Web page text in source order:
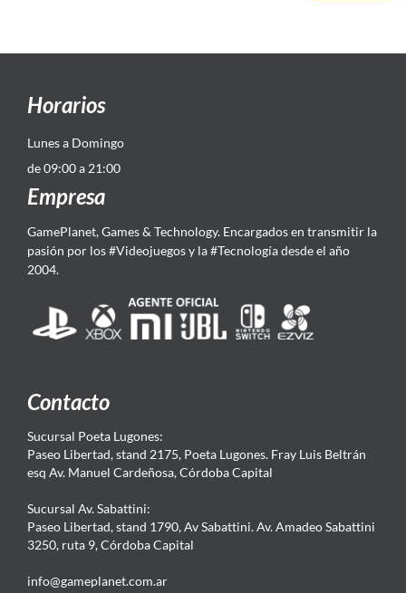
Horarios
Lunes a Domingo
de 09:00 a 21:00
Empresa
GamePlanet, Games & Technology. Encargados en transmitir la
pasión por los #Videojuegos y la #Tecnología desde el año
2004.
Contacto
Sucursal Poeta Lugones:
Paseo Libertad, stand 2175, Poeta Lugones. Fray Luis Beltrán
esq Av. Manuel Cardeñosa, Córdoba Capital
Sucursal Av. Sabattini:
Paseo Libertad, stand 1790, Av Sabattini. Av. Amadeo Sabattini
3250, ruta 9, Córdoba Capital
info@gameplanet.com.ar